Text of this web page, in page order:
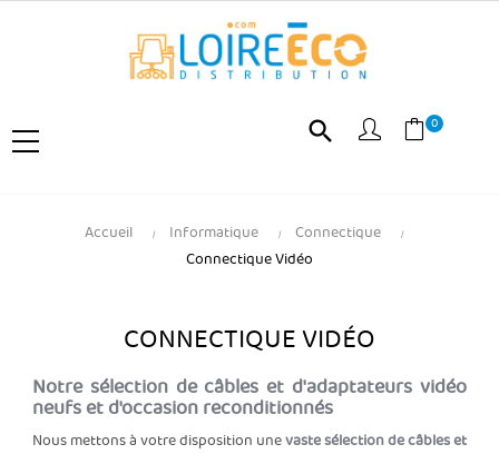
search 0
Accueil Informatique
Connectique
Connectique Vidéo
CONNECTIQUE VIDÉO
Notre sélection de câbles et d'adaptateurs vidéo
neufs et d'occasion reconditionnés
Nous mettons à votre disposition unevaste sélection de câbles et